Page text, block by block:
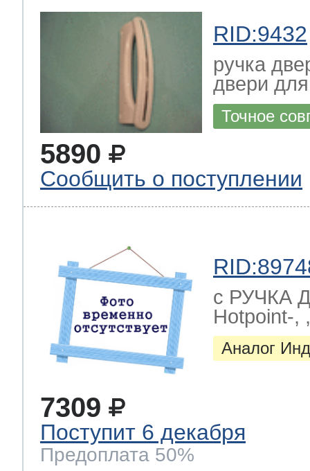
RID:9432
ручка
двери
Точное
5890
Сообщить о поступлении
с РУЧКА
Hotpoint-,
Аналог
7309
Поступит 6 декабря
Предоплата 50%